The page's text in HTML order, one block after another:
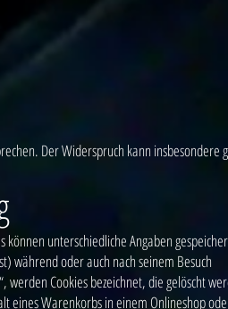
Der Widerspruch kann insbesondere
können unterschiedliche Angaben
während oder auch nach seinem Besuch
werden Cookies bezeichnet, die gelöscht
eines Warenkorbs in einem Onlineshop